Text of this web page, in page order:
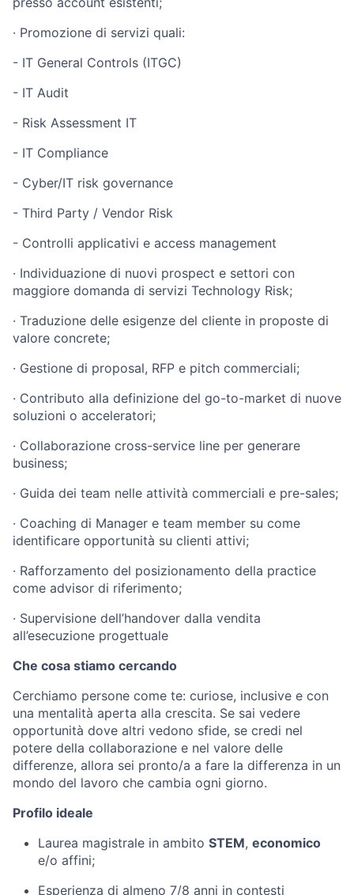
· Promozione di servizi quali:
- IT General Controls (ITGC)
- IT Audit
- Risk Assessment IT
- IT Compliance
- Cyber/IT risk governance
- Third Party / Vendor Risk
- Controlli applicativi e access management
· Individuazione di nuovi prospect e settori con
maggiore domanda di servizi Technology Risk;
· Traduzione delle esigenze del cliente in proposte di
valore concrete;
· Gestione di proposal, RFP e pitch commerciali;
· Contributo alla definizione del go-to-market di nuove
soluzioni o acceleratori;
· Collaborazione cross-service line per generare
business;
· Guida dei team nelle attività commerciali e pre-sales;
· Coaching di Manager e team member su come
identificare opportunità su clienti attivi;
· Rafforzamento del posizionamento della practice
come advisor di riferimento;
· Supervisione dell’handover dalla vendita
all’esecuzione progettuale
Che cosa stiamo cercando
Cerchiamo persone come te: curiose, inclusive e con
una mentalità aperta alla crescita. Se sai vedere
opportunità dove altri vedono sfide, se credi nel
potere della collaborazione e nel valore delle
differenze, allora sei pronto/a a fare la differenza in un
mondo del lavoro che cambia ogni giorno.
Profilo ideale
Laurea magistrale in ambito STEM, economico
e/o affini;
Esperienza di almeno 7/8 anni in contesti